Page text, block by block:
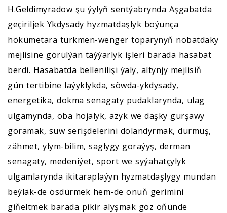
H.Geldimyradow şu ýylyň sentýabrynda Aşgabatda
geçiriljek Ykdysady hyzmatdaşlyk boýunça
hökümetara türkmen-wenger toparynyň nobatdaky
mejlisine görülýän taýýarlyk işleri barada hasabat
berdi. Hasabatda bellenilişi ýaly, altynjy mejlisiň
gün tertibine laýyklykda, söwda-ykdysady,
energetika, dokma senagaty pudaklarynda, ulag
ulgamynda, oba hojalyk, azyk we daşky gurşawy
goramak, suw serişdelerini dolandyrmak, durmuş,
zähmet, ylym-bilim, saglygy goraýyş, derman
senagaty, medeniýet, sport we syýahatçylyk
ulgamlarynda ikitaraplaýyn hyzmatdaşlygy mundan
beýläk-de ösdürmek hem-de onuň gerimini
giňeltmek barada pikir alyşmak göz öňünde